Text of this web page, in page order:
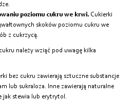
poziomu cukru we krwi. Cukierki
skoków poziomu cukru we
z cukrzycą.
należy wziąć pod uwagę kilka
bez cukru zawierają sztuczne substancje
lub sukraloza. Inne zawierają naturalne
jak stewia lub erytrytol.